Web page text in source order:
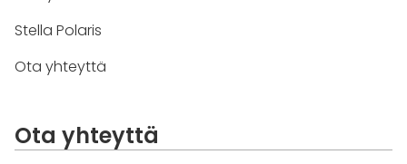
Stella Polaris
Ota yhteyttä
Ota yhteyttä